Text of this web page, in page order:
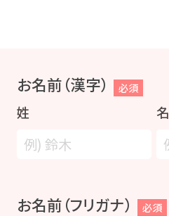
お名前（漢字） 必須
姓 名
お名前（フリガナ） 必須